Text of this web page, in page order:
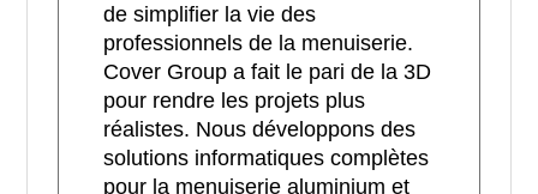
de simplifier la vie des
professionnels de la menuiserie.
Cover Group a fait le pari de la 3D
pour rendre les projets plus
réalistes. Nous développons des
solutions informatiques complètes
pour la menuiserie aluminium et